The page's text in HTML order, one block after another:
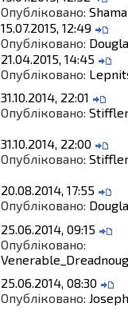
Опубліковано:
15.07.2015, 12:49
Опубліковано:
21.04.2015, 14:45
Опубліковано:
31.10.2014, 22:01
Опубліковано:
31.10.2014, 22:00
Опубліковано:
20.08.2014, 17:55
Опубліковано:
25.06.2014, 09:15
Опубліковано:
25.06.2014, 08:30
Опубліковано: